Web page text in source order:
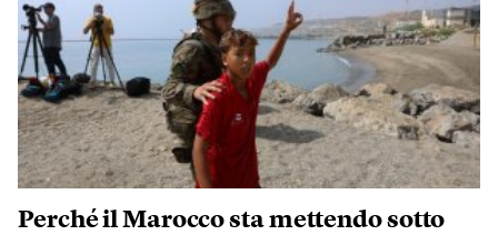
Perché il Marocco sta mettendo sotto